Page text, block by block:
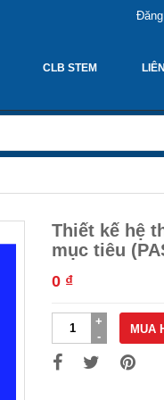
CLB STEM
Thiết kế hệ
mục tiêu
0 ₫
Thiết
hệ
thống
MUA